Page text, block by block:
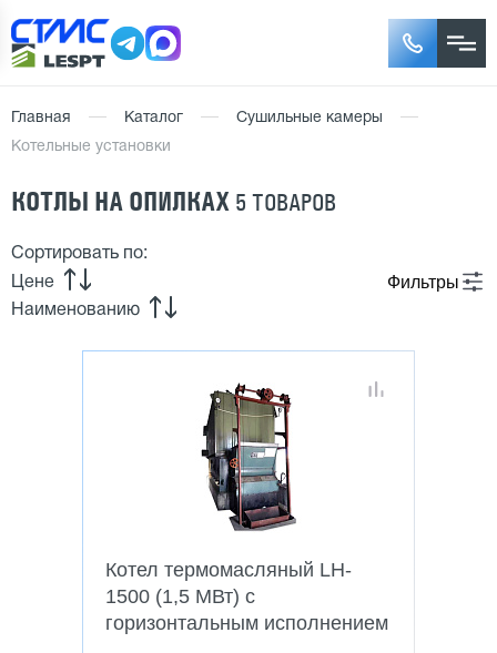
Главная Каталог
Сушильные камеры
Котельные установки
КОТЛЫ НА ОПИЛКАХ 5 ТОВАРОВ
Фильтры
Сортировать по:
Цене
Наименованию
Котел термомасляный LH-
1500 (1,5 МВт) c
горизонтальным исполнением